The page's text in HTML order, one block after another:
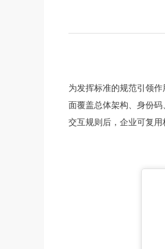
为发挥标准的规范引领
面覆盖总体架构、身份
交互规则后，企业可复用